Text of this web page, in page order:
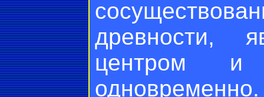
древности,
центром и